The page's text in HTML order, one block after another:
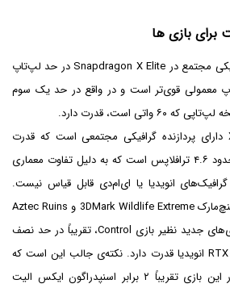
برای بازی ها
خلاصه بگوییم: پردازنده گرافیکی مجتمع در Snapdragon X Elite در حد لپ‌تاپ
معمولی قوی‌تر است و در واقع در حد یک سوم
تراشه‌ی اسنپدراگون X Elite دارای پردازنده گرافیکی مجتمعی است که قدرت
پردازشی آن در حالت خام حدود ۴.۶ ترافلاپس است که به دلیل تفاوت معماری
انویدیا یا ای‌ام‌دی قابل قیاس نیست.
اسنپدراگون ایکس الیت در بنچ‌مارک 3DMark Wildlife Extreme و Aztec Ruins
و همین‌طور در بعضی از بازی‌های جدید نظیر بازی Control، تقریباً در حد نصف
کارت گرافیک لپ‌تاپی RTX 3050 انویدیا قدرت دارد. نکته‌ی جالب این است که
تراشه‌ی Apple M2 Max در این بازی تقریباً ۲ برابر اسنپدراگون ایکس الیت